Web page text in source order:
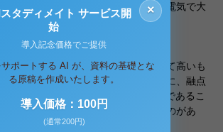
である。伝導度の大小の順は、熱と電気で大
に大きい金属を大きさの順に示す。
Ａｌ＞Ｍｇ＞Ｚｎ
は多少の例外もあるが、大体において高いも
点・沸点の特徴は、高温であるほかに、融点
、だいたい５００〜１０００℃程度であるこ
の高い金属としては、次のようなものがあ
×
タディメイト サービス開
始
導入記念価格でご提供
ポートする AI が、資料の基礎とな
る原稿を作成いたします。
導入価格：100円
(通常200円)